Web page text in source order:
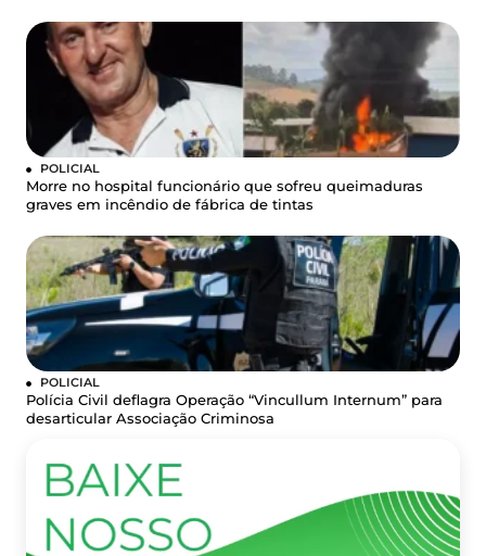
POLICIAL
Morre no hospital funcionário que sofreu queimaduras
graves em incêndio de fábrica de tintas
POLICIAL
Polícia Civil deflagra Operação “Vincullum Internum” para
desarticular Associação Criminosa